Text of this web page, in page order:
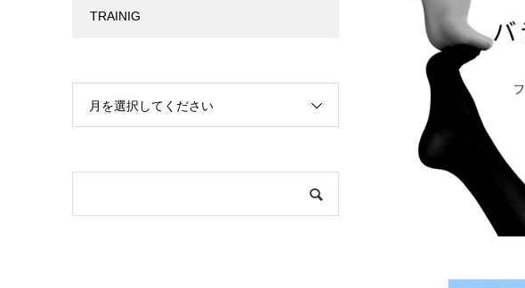
TRAINIG
月を選択してください